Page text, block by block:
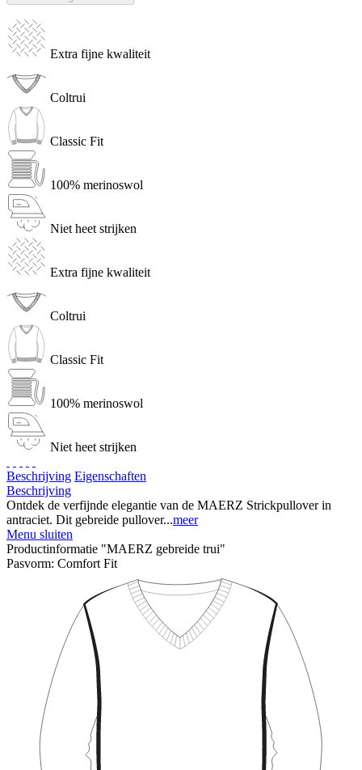
Extra fijne kwaliteit
Coltrui
Classic Fit
100% merinoswol
Niet heet strijken
Extra fijne kwaliteit
Coltrui
Classic Fit
100% merinoswol
Niet heet strijken
Beschrijving Eigenschaften
Beschrijving
Ontdek de verfijnde elegantie van de MAERZ Strickpullover in
antraciet. Dit gebreide pullover...meer
Menu sluiten
Productinformatie "MAERZ gebreide trui"
Pasvorm: Comfort Fit